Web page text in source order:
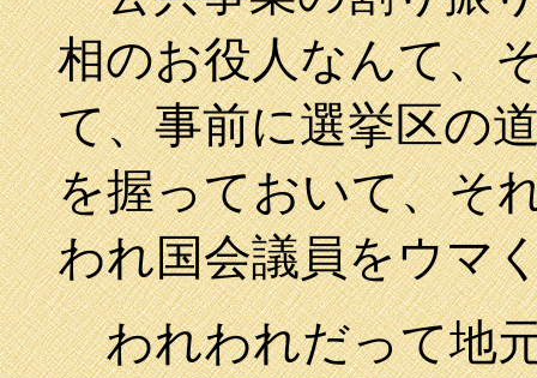
相のお役人なんて、
て、事前に選挙区の
を握っておいて、そ
われ国会議員をウマ
われわれだって地